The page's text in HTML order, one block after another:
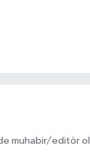
muhabir/editör